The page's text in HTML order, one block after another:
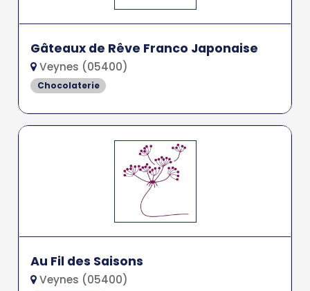
Gâteaux de Rêve Franco Japonaise
Veynes (05400)
Chocolaterie
Au Fil des Saisons
Veynes (05400)